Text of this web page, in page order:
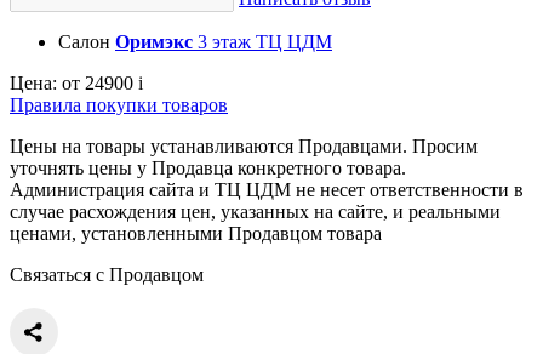
Салон Оримэкс 3 этаж ТЦ ЦДМ
Цена: от 24900 i
Правила покупки товаров
Цены на товары устанавливаются Продавцами. Просим
уточнять цены у Продавца конкретного товара.
Администрация сайта и ТЦ ЦДМ не несет ответственности в
случае расхождения цен, указанных на сайте, и реальными
ценами, установленными Продавцом товара
Связаться с Продавцом